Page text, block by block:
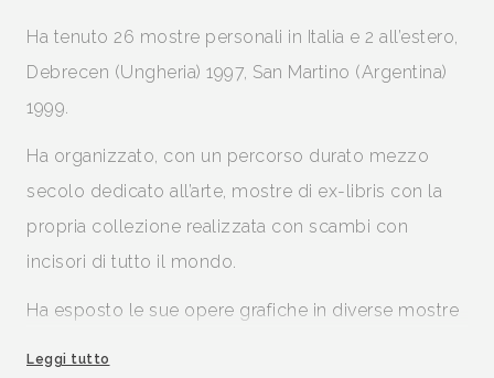
Ha tenuto 26 mostre personali in Italia e 2 all’estero,
Debrecen (Ungheria) 1997, San Martino (Argentina)
1999.
Ha organizzato, con un percorso durato mezzo
secolo dedicato all’arte, mostre di ex-libris con la
propria collezione realizzata con scambi con
incisori di tutto il mondo.
Ha esposto le sue opere grafiche in diverse mostre
Leggi tutto